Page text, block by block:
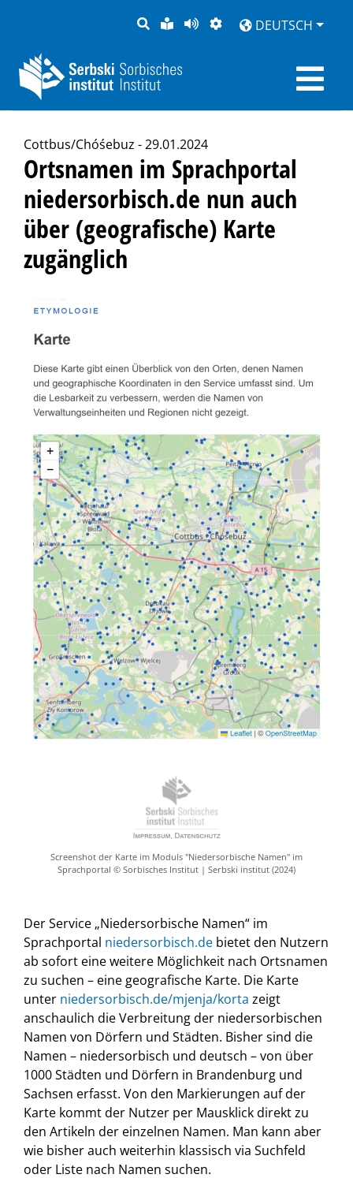
SUCHELEICHTE
SPRACHE
SEITEDARSTELLUNG
DEUTSCH
Cottbus/Chóśebuz - 29.01.2024
Ortsnamen im Sprachportal
niedersorbisch.de nun auch
über (geografische) Karte
zugänglich
Screenshot der Karte im Moduls "Niedersorbische Namen" im
Sprachportal © Sorbisches Institut | Serbski institut (2024)
Der Service „Niedersorbische Namen“ im
Sprachportal niedersorbisch.de bietet den Nutzern
ab sofort eine weitere Möglichkeit nach Ortsnamen
zu suchen – eine geografische Karte. Die Karte
unter niedersorbisch.de/mjenja/korta zeigt
anschaulich die Verbreitung der niedersorbischen
Namen von Dörfern und Städten. Bisher sind die
Namen – niedersorbisch und deutsch – von über
1000 Städten und Dörfern in Brandenburg und
Sachsen erfasst. Von den Markierungen auf der
Karte kommt der Nutzer per Mausklick direkt zu
den Artikeln der einzelnen Namen. Man kann aber
wie bisher auch weiterhin klassisch via Suchfeld
oder Liste nach Namen suchen.